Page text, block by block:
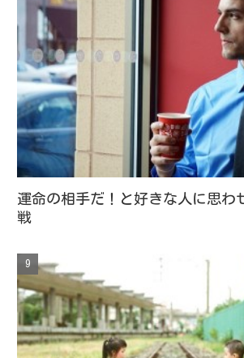
運命の相手だ！と好きな人に思わ
戦